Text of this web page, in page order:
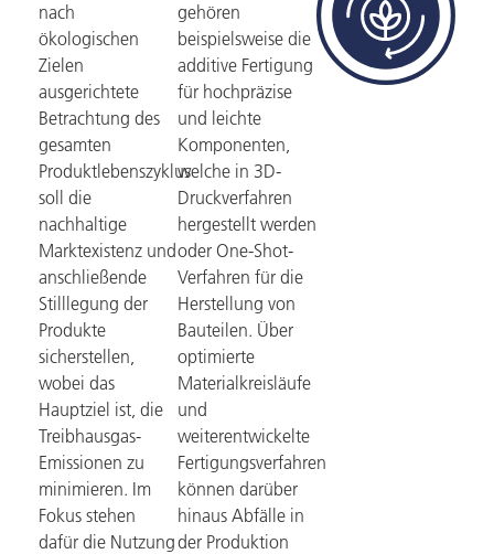
nach
ökologischen
Zielen
ausgerichtete
Betrachtung des
gesamten
Produktlebenszyklus
soll die
nachhaltige
Marktexistenz und
anschließende
Stilllegung der
Produkte
sicherstellen,
wobei das
Hauptziel ist, die
Treibhausgas-
Emissionen zu
minimieren. Im
Fokus stehen
dafür die Nutzung
gehören
beispielsweise die
additive Fertigung
für hochpräzise
und leichte
Komponenten,
welche in 3D-
Druckverfahren
hergestellt werden
oder One-Shot-
Verfahren für die
Herstellung von
Bauteilen. Über
optimierte
Materialkreisläufe
und
weiterentwickelte
Fertigungsverfahren
können darüber
hinaus Abfälle in
der Produktion